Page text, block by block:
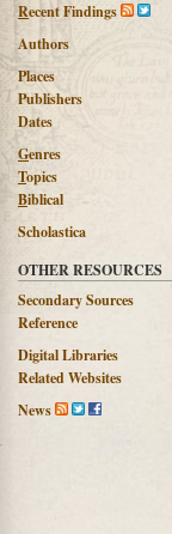
Recent Findings
Authors
Places
Publishers
Dates
Genres
Topics
Biblical
Scholastica
OTHER RESOURCES
Secondary Sources
Reference
Digital Libraries
Related Websites
News